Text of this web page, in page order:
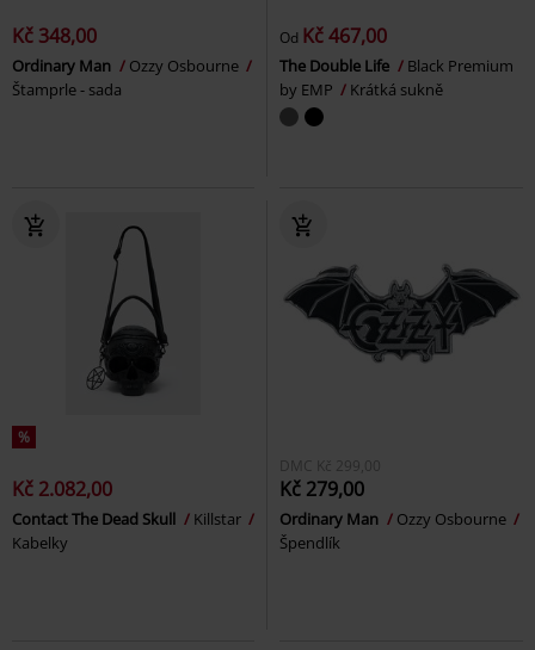
Kč 348,00
Ordinary Man
Ozzy Osbourne
Štamprle - sada
Od Kč 467,00
The Double Life
Black Premium
by EMP
Krátká sukně
%
Kč 2.082,00
Contact The Dead Skull
Killstar
Kabelky
DMC Kč 299,00
Kč 279,00
Ordinary Man
Ozzy Osbourne
Špendlík